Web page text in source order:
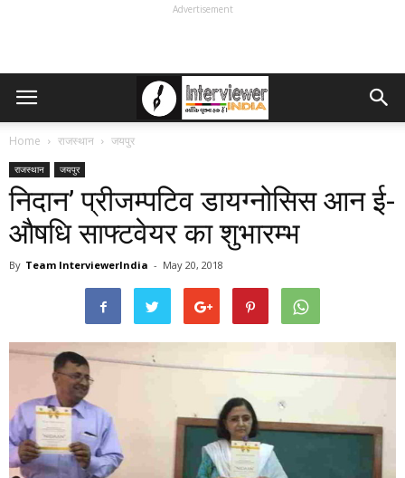
Advertisement
Home राजस्थान जयपुर
राजस्थान जयपुर
निदान’ प्रीजम्पटिव डायग्नोसिस आन ई-
औषधि साफ्टवेयर का शुभारम्भ
By Team InterviewerIndia - May 20, 2018